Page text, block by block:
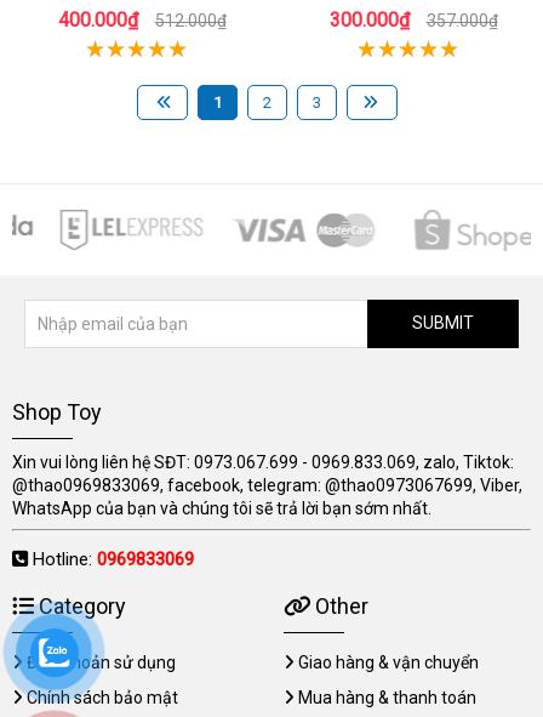
mệt
400.000₫ 512.000₫ 300.000₫ 357.000₫
1 2 3
SUBMIT
Shop Toy
Xin vui lòng liên hệ SĐT: 0973.067.699 - 0969.833.069, zalo, Tiktok:
@thao0969833069, facebook, telegram: @thao0973067699, Viber,
WhatsApp của bạn và chúng tôi sẽ trả lời bạn sớm nhất.
Hotline: 0969833069
Category
Điều khoản sử dụng
Chính sách bảo mật
Other
Giao hàng & vận chuyển
Mua hàng & thanh toán